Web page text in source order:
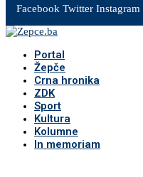
Facebook Twitter Instagram
Portal
Žepče
Crna hronika
ZDK
Sport
Kultura
Kolumne
In memoriam